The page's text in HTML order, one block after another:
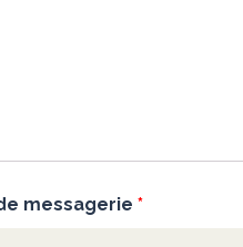
messagerie *